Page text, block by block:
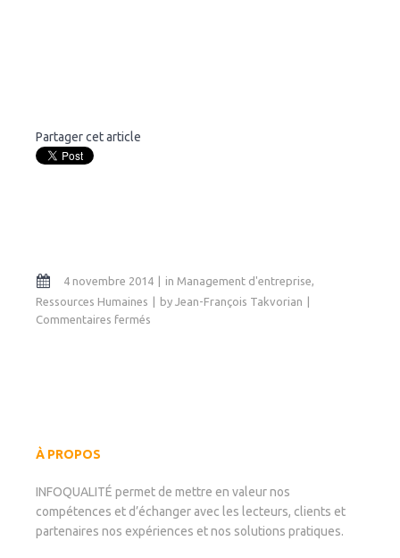
Partager cet article
4 novembre 2014 in Management d'entreprise
Ressources Humaines
by Jean-François Takvorian
Commentaires fermés
À PROPOS
INFOQUALITÉ permet de mettre en valeur nos
compétences et d’échanger avec les lecteurs, clients et
partenaires nos expériences et nos solutions pratiques.